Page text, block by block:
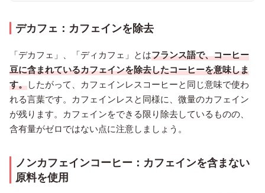
デカフェ：カフェインを除去
「デカフェ」、「ディカフェ」とはフランス語で、コーヒー
豆に含まれているカフェインを除去したコーヒーを意味しま
す。したがって、カフェインレスコーヒーと同じ意味で使わ
れる言葉です。カフェインレスと同様に、微量のカフェイン
が残ります。カフェインをできる限り除去しているものの、
含有量がゼロではない点に注意しましょう。
ノンカフェインコーヒー：カフェインを含まない
原料を使用